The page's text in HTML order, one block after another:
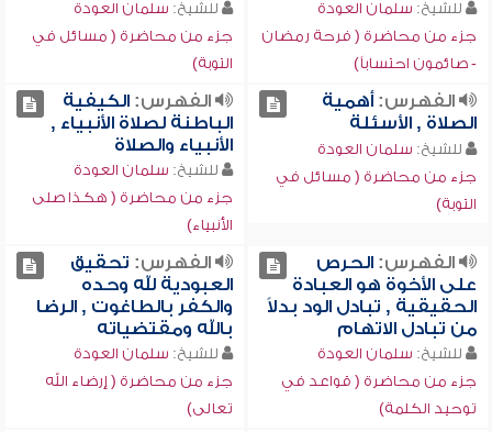
للشيخ: سلمان العودة
جزء من محاضرة ( فرحة رمضان
- صائمون احتساباً)
للشيخ: سلمان العودة
جزء من محاضرة ( مسائل في
التوبة)
الفهرس:أهمية
الصلاة , الأسئلة
للشيخ: سلمان العودة
جزء من محاضرة ( مسائل في
التوبة)
الفهرس:الكيفية
الباطنة لصلاة الأنبياء ,
الأنبياء والصلاة
للشيخ: سلمان العودة
جزء من محاضرة ( هكذا صلى
الأنبياء)
الفهرس:الحرص
على الأخوة هو العبادة
الحقيقية , تبادل الود بدلاً
من تبادل الاتهام
للشيخ: سلمان العودة
جزء من محاضرة ( قواعد في
توحيد الكلمة)
الفهرس: تحقيق
العبودية لله وحده
والكفر بالطاغوت , الرضا
بالله ومقتضياته
للشيخ: سلمان العودة
جزء من محاضرة ( إرضاء الله
تعالى)